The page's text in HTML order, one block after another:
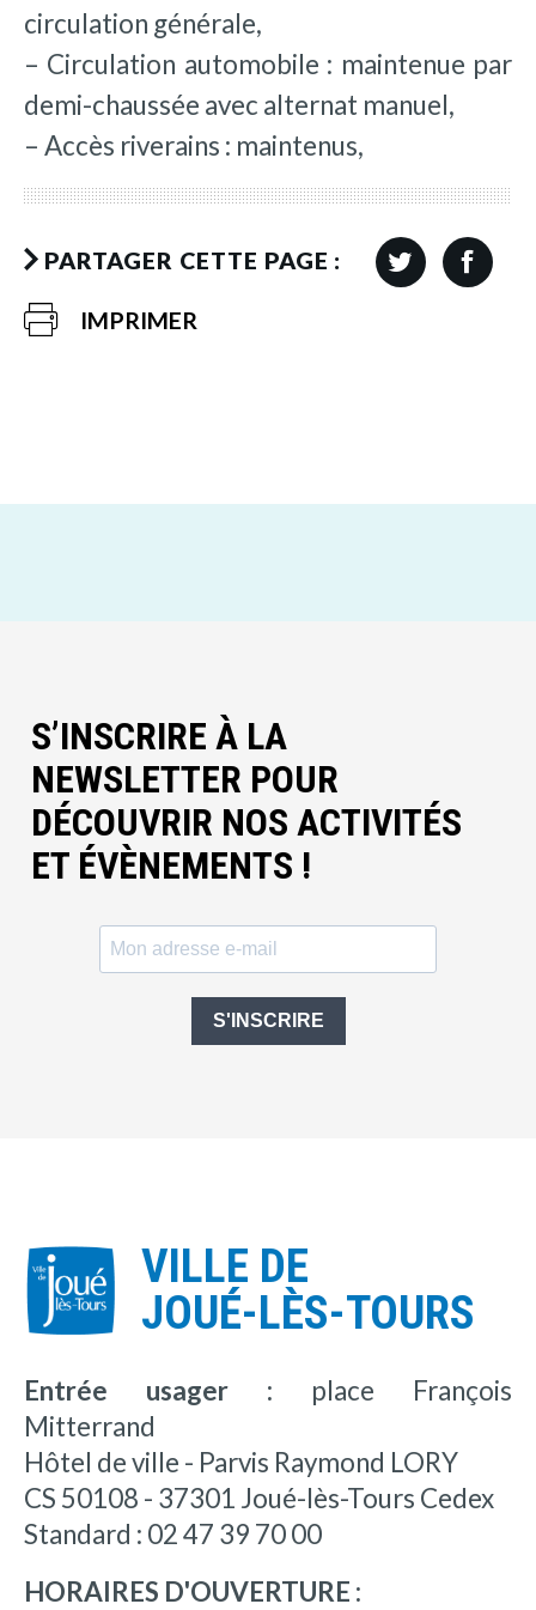
circulation générale,
– Circulation automobile : maintenue par
demi-chaussée avec alternat manuel,
– Accès riverains : maintenus,
PARTAGER CETTE PAGE :
IMPRIMER
S’INSCRIRE À LA
NEWSLETTER POUR
DÉCOUVRIR NOS ACTIVITÉS
ET ÉVÈNEMENTS !
S'INSCRIRE
VILLE DE
JOUÉ-LÈS-TOURS
Entrée usager : place François
Mitterrand
Hôtel de ville - Parvis Raymond LORY
CS 50108 - 37301 Joué-lès-Tours Cedex
Standard : 02 47 39 70 00
HORAIRES D'OUVERTURE :